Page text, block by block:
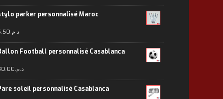
parker personnalisé Maroc
د.م.
Football personnalisé Casablanca
د.م.
soleil personnalisé Casablanca